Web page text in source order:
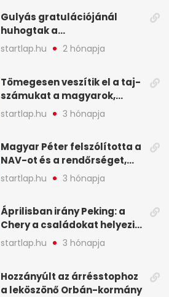
Gulyás gratulációjánál
huhogtak a
leghangosabban, miután
Magyart miniszterelnökké
legfontosabb hírei
képekben
startlap.hu 2 hónapja
Tömegesen veszítik el a taj-
számukat a magyarok,
sokak ellen eljárást indít a
NAV - A hét hírei képekben
startlap.hu 3 hónapja
Magyar Péter felszólította a
NAV-ot és a rendőrséget,
tartóztassák le a NER-es
oligarchákat - A hét
startlap.hu 3 hónapja
Áprilisban irány Peking: a
Chery a családokat helyezi
globális mobilitási
programja középpontjába
startlap.hu 3 hónapja
Hozzányúlt az árrésstophoz
a leköszönő Orbán-kormány